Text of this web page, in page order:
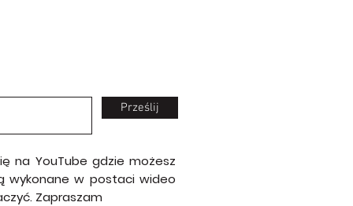
Prześlij
na YouTube gdzie możesz
wykonane w postaci wideo
Zapraszam